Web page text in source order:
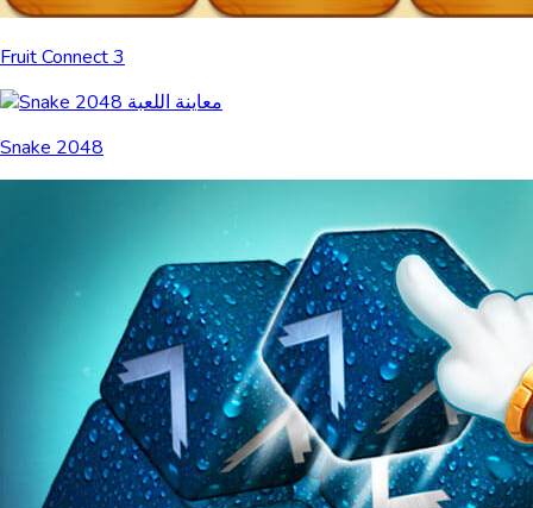
Fruit Connect 3
Snake 2048